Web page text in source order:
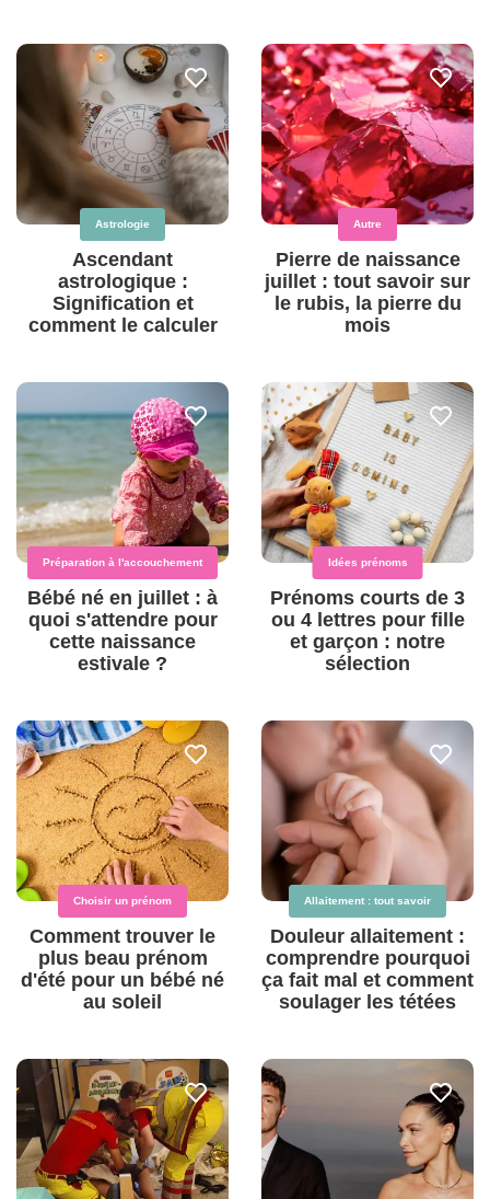
Astrologie
Ascendant
astrologique :
Signification et
comment le calculer
Autre
Pierre de naissance
juillet : tout savoir sur
le rubis, la pierre du
mois
Préparation à l'accouchement
Bébé né en juillet : à
quoi s'attendre pour
cette naissance
estivale ?
Idées prénoms
Prénoms courts de 3
ou 4 lettres pour fille
et garçon : notre
sélection
Choisir un prénom
Comment trouver le
plus beau prénom
d'été pour un bébé né
au soleil
Allaitement : tout savoir
Douleur allaitement :
comprendre pourquoi
ça fait mal et comment
soulager les tétées